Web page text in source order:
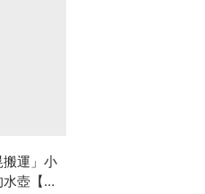
運」小
壺【有